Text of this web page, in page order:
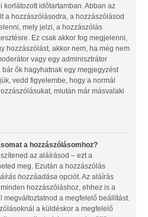
időtartamban. Abban az
a hozzászólásodra, a hozzászólásod
mely jelzi, a hozzászólás
Ez csak akkor fog megjelenni,
hozzászólást, akkor nem, ha még nem
vagy egy adminisztrátor
ők hagyhatnak egy megjegyzést
vedd figyelembe, hogy a normál
miután már másvalaki
a hozzászólásomhoz?
az aláírásod – ezt a
meg. Ezután a hozzászólás
hozzáadása opciót. Az aláírás
hozzászóláshoz, ehhez is a
a megfelelő beállítást.
a küldéskor a megfelelő